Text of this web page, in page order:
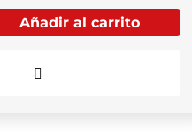
Añadir al carrito